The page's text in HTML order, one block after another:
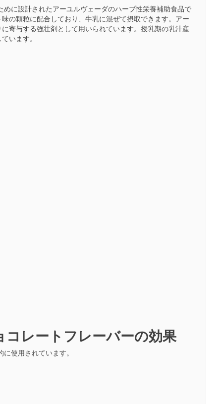
に設計されたアーユルヴェーダのハーブ性栄養補助食品で
の顆粒に配合しており、牛乳に混ぜて摂取できます。アー
寄与する強壮剤として用いられています。授乳期の乳汁産
います。
レートフレーバーの効果
使用されています。